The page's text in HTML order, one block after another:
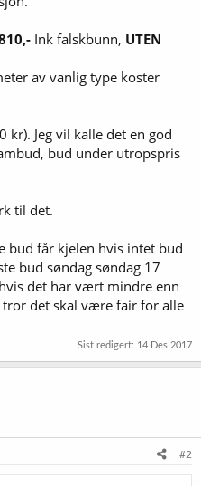
Ink falskbunn, UTEN
av vanlig type koster
kr). Jeg vil kalle det en god
bud under utropspris
til det.
bud får kjelen hvis intet bud
bud søndag søndag 17
det har vært mindre enn
det skal være fair for alle
Sist redigert: 14 Des 2017
#2